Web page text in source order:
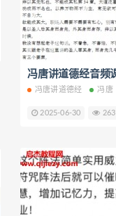
冯唐金线电子书冯唐讲道德经 冯唐
2025-06-30 263